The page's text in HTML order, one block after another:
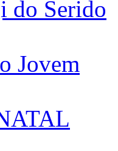
do Serido
Jovem